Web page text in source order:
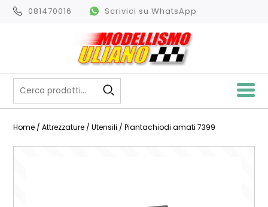
081470016 Scrivici su WhatsApp
Home /Attrezzature /Utensili / Piantachiodi amati 7399